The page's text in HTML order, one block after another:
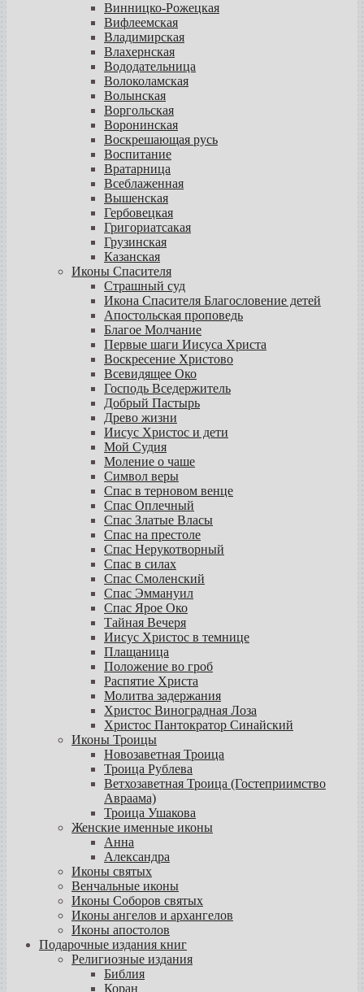
Винницко-Рожецкая
Вифлеемская
Владимирская
Влахернская
Вододательница
Волоколамская
Волынская
Воргольская
Воронинская
Воскрешающая русь
Воспитание
Вратарница
Всеблаженная
Вышенская
Гербовецкая
Григориатсакая
Грузинская
Казанская
Иконы Спасителя
Страшный суд
Икона Спасителя Благословение детей
Апостольская проповедь
Благое Молчание
Первые шаги Иисуса Христа
Воскресение Христово
Всевидящее Око
Господь Вседержитель
Добрый Пастырь
Древо жизни
Иисус Христос и дети
Мой Судия
Моление о чаше
Символ веры
Спас в терновом венце
Спас Оплечный
Спас Златые Власы
Спас на престоле
Спас Нерукотворный
Спас в силах
Спас Смоленский
Спас Эммануил
Спас Ярое Око
Тайная Вечеря
Иисус Христос в темнице
Плащаница
Положение во гроб
Распятие Христа
Молитва задержания
Христос Виноградная Лоза
Христос Пантократор Синайский
Иконы Троицы
Новозаветная Троица
Троица Рублева
Ветхозаветная Троица (Гостеприимство
Авраама)
Троица Ушакова
Женские именные иконы
Анна
Александра
Иконы святых
Венчальные иконы
Иконы Соборов святых
Иконы ангелов и архангелов
Иконы апостолов
Подарочные издания книг
Религиозные издания
Библия
Коран